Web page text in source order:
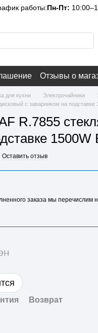
работы:Пн-Пт:
Отзывы о
для кухни Электрочайники
с заварником на подставке
R.7855
1500W
Оставить отзыв
заказа мы перечислим
Возврат